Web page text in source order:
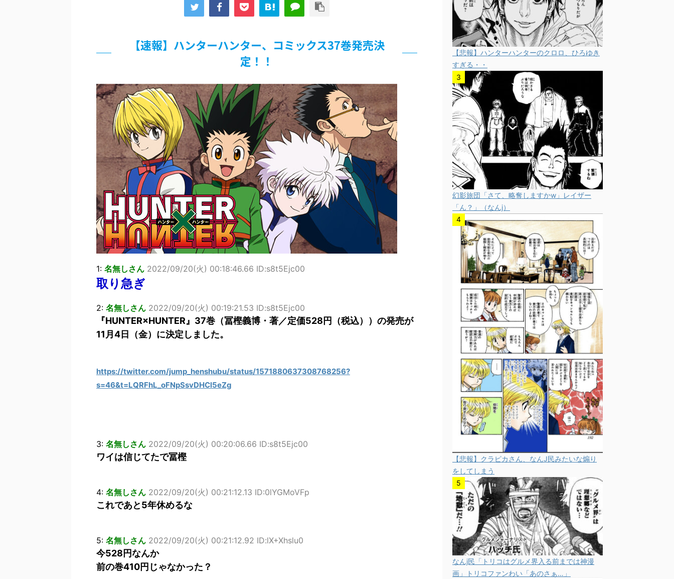
佐藤絢音ちゃん(11)が万バズ！！
北原ももさんの挑発!!!
【画像】『プリズマ☆イリヤ』の新グッズ、流石に一線を越えてしまう
まとめチェッカーは閉鎖しました。RSSの解除をお願いします。
【信長の野望・新生】米問屋をどういう時にどこに建てるのかわからない
NHKにようこそ！を見終えたんだがｗｗｗ
Powered by livedoor 相互RSS
【速報】ハンターハンター、コミックス37巻発売決
定！！
1: 名無しさん 2022/09/20(火) 00:18:46.66 ID:s8t5Ejc00
取り急ぎ
2: 名無しさん 2022/09/20(火) 00:19:21.53 ID:s8t5Ejc00
『HUNTER×HUNTER』37巻（冨樫義博・著／定価528円（税込））の発売が
11月4日（金）に決定しました。
https://twitter.com/jump_henshubu/status/1571880637308768256?
s=46&t=LQRFhL_oFNpSsvDHCl5eZg
3: 名無しさん 2022/09/20(火) 00:20:06.66 ID:s8t5Ejc00
ワイは信じてたで冨樫
4: 名無しさん 2022/09/20(火) 00:21:12.13 ID:0lYGMoVFp
これであと5年休めるな
5: 名無しさん 2022/09/20(火) 00:21:12.92 ID:lX+Xhslu0
今528円なんか
前の巻410円じゃなかった？
【悲報】ハンターハンターのクロロ、ひろゆき
すぎる・・
幻影旅団「さて、略奪しますかw」レイザー
「ん？」（なんj）
【悲報】クラピカさん、なんJ民みたいな煽り
をしてしまう
なんj民「トリコはグルメ界入る前までは神漫
画」トリコファンわい「あのさぁ…」